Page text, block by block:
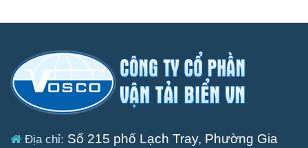
Địa chỉ: Số 215 phố Lạch Tray, Phường Gia